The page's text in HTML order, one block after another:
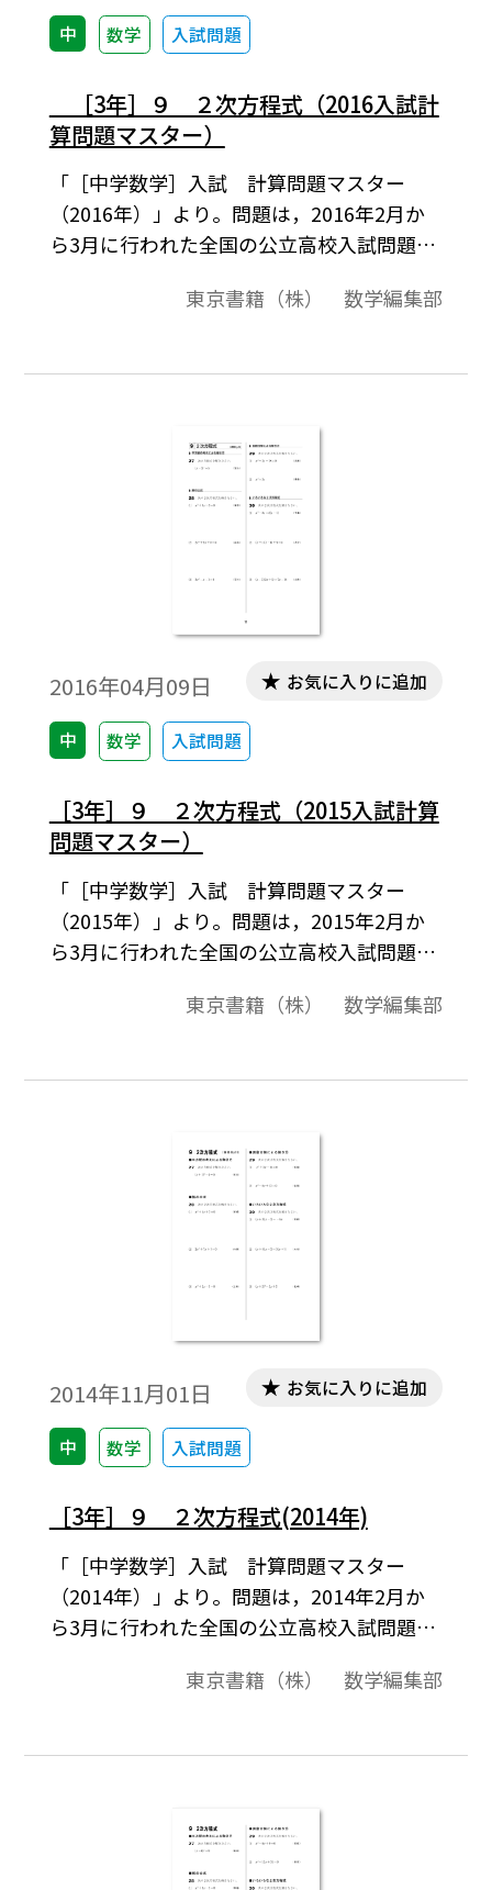
中 数学 入試問題
［3年］９ ２次方程式（2016入試計
算問題マスター）
「［中学数学］入試 計算問題マスター
（2016年）」より。問題は，2016年2月か
ら3月に行われた全国の公立高校入試問題か
て編集したものです。3年生になって高校入
習が終わった時点で，実際の入試問題を使
お，ワード版は「Tosho数式エディタ（無
償）」で作成しています。先生のパソコンに
「Tosho数式エディタ」がインストールされ
ていないと表示できません。
東京書籍（株） 数学編集部
2016年04月09日
中 数学 入試問題
お気に入りに追加
［3年］９ ２次方程式（2015入試計算
問題マスター）
「［中学数学］入試 計算問題マスター
（2015年）」より。問題は，2015年2月か
ら3月に行われた全国の公立高校入試問題か
て編集したものです。3年生になって高校入
習が終わった時点で，実際の入試問題を使
東京書籍（株） 数学編集部
2014年11月01日
中 数学 入試問題
お気に入りに追加
［3年］９ ２次方程式(2014年)
「［中学数学］入試 計算問題マスター
（2014年）」より。問題は，2014年2月か
ら3月に行われた全国の公立高校入試問題か
東京書籍（株） 数学編集部